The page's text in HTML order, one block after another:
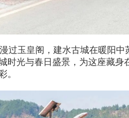
过玉皇阁，建水古城在暖阳中
时光与春日盛景，为这座藏身
。